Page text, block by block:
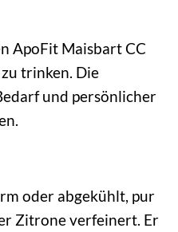
ApoFit Maisbart CC
trinken. Die
und persönlicher
oder abgekühlt, pur
Zitrone verfeinert. Er